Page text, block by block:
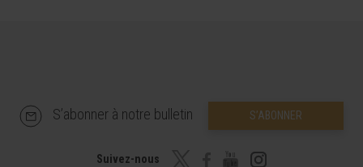
S’abonner à notre bulletin S’ABONNER
Suivez-nous